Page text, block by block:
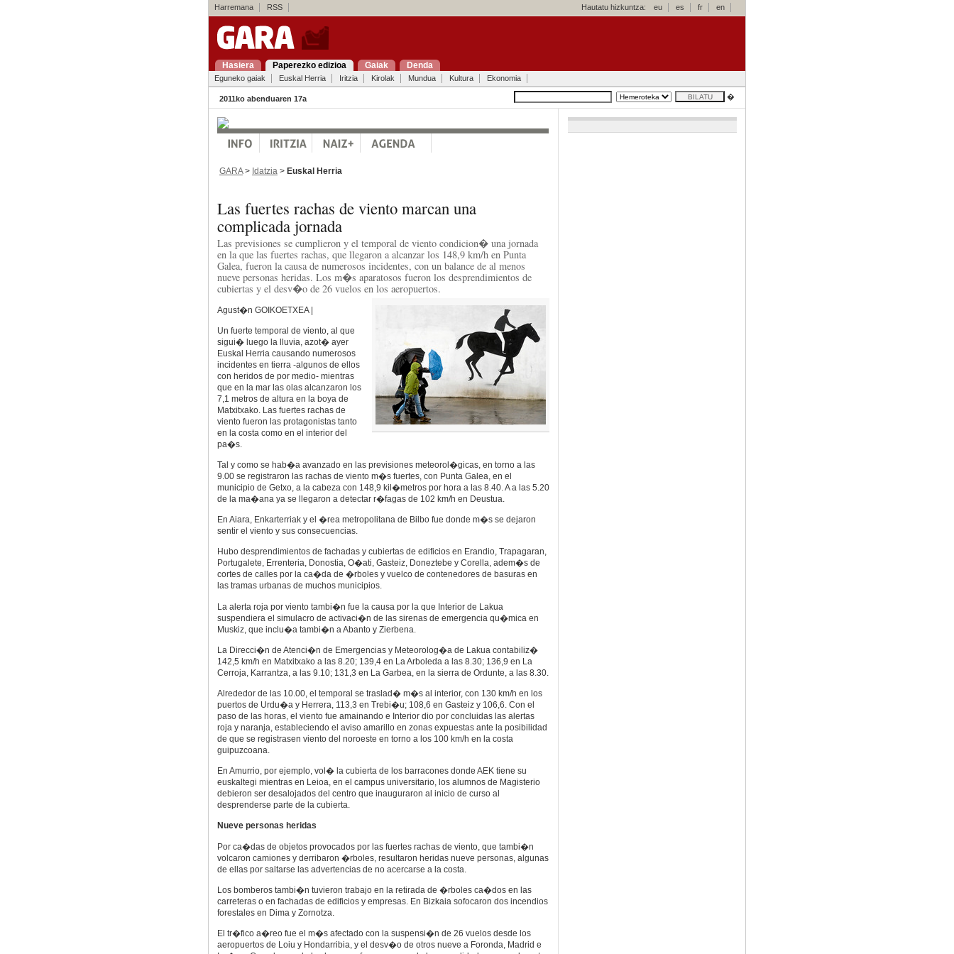
Harremana RSS Hautatu hizkuntza: eu es fr en
Hasiera Paperezko edizioa Gaiak Denda
Eguneko gaiak Euskal Herria Iritzia Kirolak Mundua Kultura Ekonomia
2011ko abenduaren 17a �
GARA> Idatzia > Euskal Herria
Las fuertes rachas de viento marcan una
complicada jornada
Las previsiones se cumplieron y el temporal de viento condicion� una jornada
en la que las fuertes rachas, que llegaron a alcanzar los 148,9 km/h en Punta
Galea, fueron la causa de numerosos incidentes, con un balance de al menos
nueve personas heridas. Los m�s aparatosos fueron los desprendimientos de
cubiertas y el desv�o de 26 vuelos en los aeropuertos.
Agust�n GOIKOETXEA |
Un fuerte temporal de viento, al que
sigui� luego la lluvia, azot� ayer
Euskal Herria causando numerosos
incidentes en tierra -algunos de ellos
con heridos de por medio- mientras
que en la mar las olas alcanzaron los
7,1 metros de altura en la boya de
Matxitxako. Las fuertes rachas de
viento fueron las protagonistas tanto
en la costa como en el interior del
pa�s.
Tal y como se hab�a avanzado en las previsiones meteorol�gicas, en torno a las
9.00 se registraron las rachas de viento m�s fuertes, con Punta Galea, en el
municipio de Getxo, a la cabeza con 148,9 kil�metros por hora a las 8.40. A a las 5.20
de la ma�ana ya se llegaron a detectar r�fagas de 102 km/h en Deustua.
En Aiara, Enkarterriak y el �rea metropolitana de Bilbo fue donde m�s se dejaron
sentir el viento y sus consecuencias.
Hubo desprendimientos de fachadas y cubiertas de edificios en Erandio, Trapagaran,
Portugalete, Errenteria, Donostia, O�ati, Gasteiz, Doneztebe y Corella, adem�s de
cortes de calles por la ca�da de �rboles y vuelco de contenedores de basuras en
las tramas urbanas de muchos municipios.
La alerta roja por viento tambi�n fue la causa por la que Interior de Lakua
suspendiera el simulacro de activaci�n de las sirenas de emergencia qu�mica en
Muskiz, que inclu�a tambi�n a Abanto y Zierbena.
La Direcci�n de Atenci�n de Emergencias y Meteorolog�a de Lakua contabiliz�
142,5 km/h en Matxitxako a las 8.20; 139,4 en La Arboleda a las 8.30; 136,9 en La
Cerroja, Karrantza, a las 9.10; 131,3 en La Garbea, en la sierra de Ordunte, a las 8.30.
Alrededor de las 10.00, el temporal se traslad� m�s al interior, con 130 km/h en los
puertos de Urdu�a y Herrera, 113,3 en Trebi�u; 108,6 en Gasteiz y 106,6. Con el
paso de las horas, el viento fue amainando e Interior dio por concluidas las alertas
roja y naranja, estableciendo el aviso amarillo en zonas expuestas ante la posibilidad
de que se registrasen viento del noroeste en torno a los 100 km/h en la costa
guipuzcoana.
En Amurrio, por ejemplo, vol� la cubierta de los barracones donde AEK tiene su
euskaltegi mientras en Leioa, en el campus universitario, los alumnos de Magisterio
debieron ser desalojados del centro que inauguraron al inicio de curso al
desprenderse parte de la cubierta.
Nueve personas heridas
Por ca�das de objetos provocados por las fuertes rachas de viento, que tambi�n
volcaron camiones y derribaron �rboles, resultaron heridas nueve personas, algunas
de ellas por saltarse las advertencias de no acercarse a la costa.
Los bomberos tambi�n tuvieron trabajo en la retirada de �rboles ca�dos en las
carreteras o en fachadas de edificios y empresas. En Bizkaia sofocaron dos incendios
forestales en Dima y Zornotza.
El tr�fico a�reo fue el m�s afectado con la suspensi�n de 26 vuelos desde los
aeropuertos de Loiu y Hondarribia, y el desv�o de otros nueve a Foronda, Madrid e